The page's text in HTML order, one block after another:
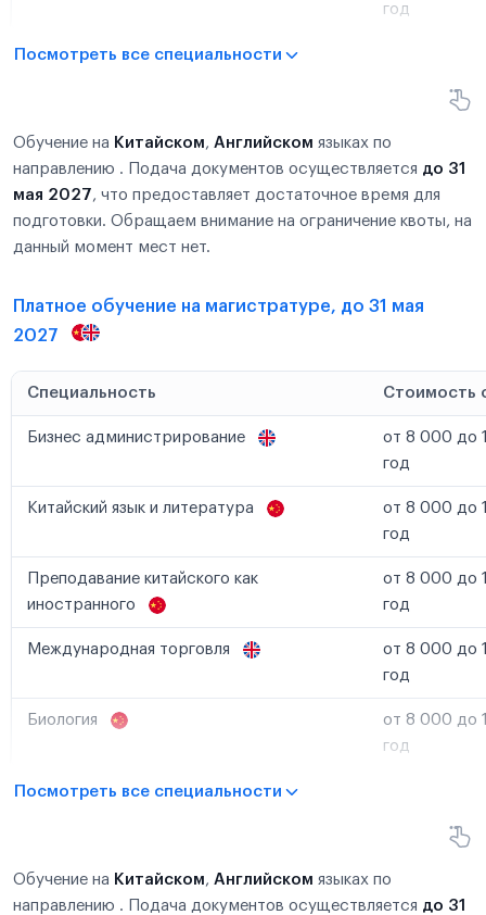
год
Посмотреть все специальности
Обучение на Китайском, Английском языках по
направлению . Подача документов осуществляется до 31
мая 2027, что предоставляет достаточное время для
подготовки. Обращаем внимание на ограничение квоты, на
данный момент мест нет.
Платное обучение на магистратуре, до 31 мая
2027
Специальность Стоимость
Бизнес администрирование
от 8 000 до
год
Китайский язык и литература
от 8 000 до
год
Преподавание китайского как
иностранного
от 8 000 до
год
Международная торговля
от 8 000 до
год
Биология
от 8 000 до
год
Посмотреть все специальности
Обучение на Китайском, Английском языках по
направлению . Подача документов осуществляется до 31